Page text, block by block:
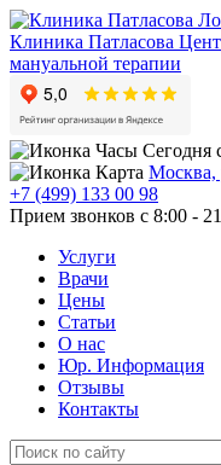
Клиника Патласова
мануальной терапии
Сегодня
Москва,
+7 (499) 133 00 98
Прием звонков с 8:00 -
Услуги
Врачи
Цены
Статьи
О нас
Юр. Информация
Отзывы
Контакты